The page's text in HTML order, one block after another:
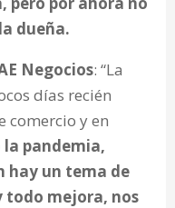
dueña.
Negocios: “La
días recién
comercio y en
pandemia,
hay un tema de
todo mejora, nos